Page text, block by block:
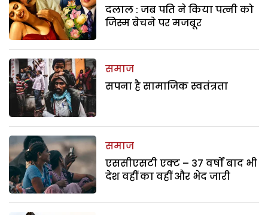
दलाल : जब पति ने किया पत्नी को
जिस्म बेचने पर मजबूर
समाज
सपना है सामाजिक स्वतंत्रता
समाज
एससीएसटी एक्ट – 37 वर्षों बाद भी
देश वहीं का वहीं और भेद जारी